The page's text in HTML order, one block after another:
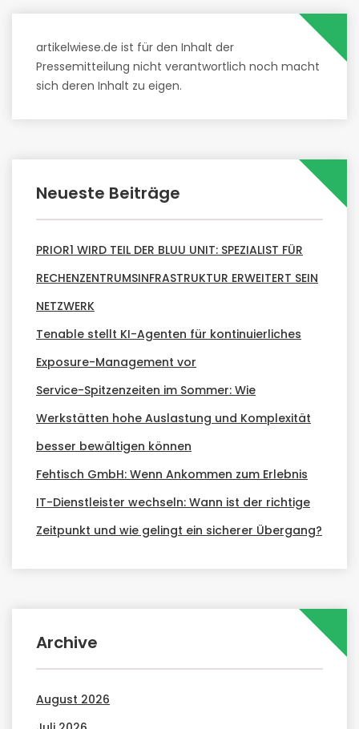
artikelwiese.de ist für den Inhalt der
Pressemitteilung nicht verantwortlich noch macht
sich deren Inhalt zu eigen.
Neueste Beiträge
PRIOR1 WIRD TEIL DER BLUU UNIT: SPEZIALIST FÜR
RECHENZENTRUMSINFRASTRUKTUR ERWEITERT SEIN
NETZWERK
Tenable stellt KI-Agenten für kontinuierliches
Exposure-Management vor
Service-Spitzenzeiten im Sommer: Wie
Werkstätten hohe Auslastung und Komplexität
besser bewältigen können
Fehtisch GmbH: Wenn Ankommen zum Erlebnis
IT-Dienstleister wechseln: Wann ist der richtige
Zeitpunkt und wie gelingt ein sicherer Übergang?
Archive
August 2026